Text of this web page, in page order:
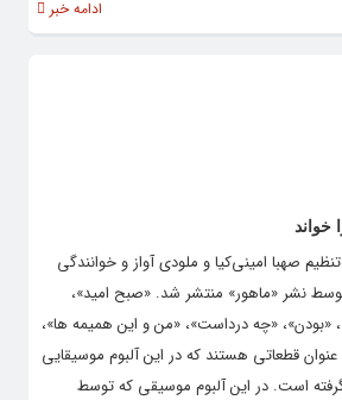
ادامه خبر
خواند
صهبا امینی‌کیا و ملودی آواز و خوانندگی
نشر «ماهور» منتشر شد. «صبح امید»،
«بودن»، «چه درداست»، «من و این همیمه ها»،
قطعاتی هستند که در این آلبوم موسیقایی
است. در این آلبوم موسیقی که توسط